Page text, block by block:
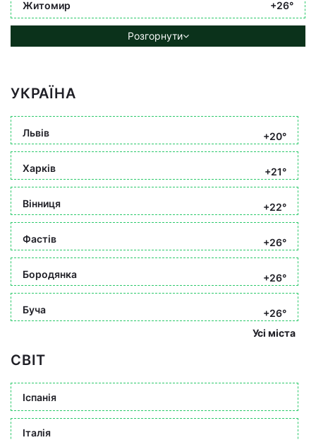
Житомир +26°
Розгорнути
УКРАЇНА
Львів +20°
Харків +21°
Вінниця +22°
Фастів +26°
Бородянка +26°
Буча
+26°
Усі міста
СВІТ
Іспанія
Італія